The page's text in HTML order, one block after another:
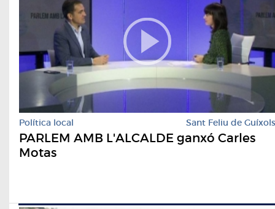
Política local Sant Feliu de Guíxols
PARLEM AMB L'ALCALDE ganxó Carles
Motas